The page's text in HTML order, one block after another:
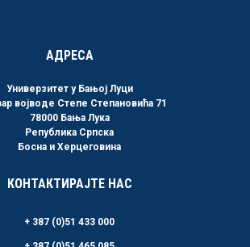
АДРЕСА
Универзитет у Бањој Луци
војводе Степе Степановића 71
78000 Бања Лука
Република Српска
Босна и Херцеговина
КОНТАКТИРАЈТЕ НАС
+ 387 (0)51 433 000